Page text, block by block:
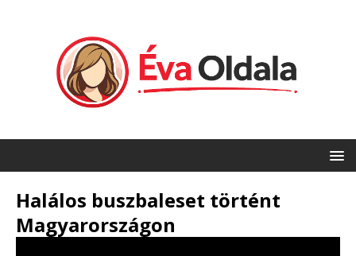
Halálos buszbaleset történt
Magyarországon